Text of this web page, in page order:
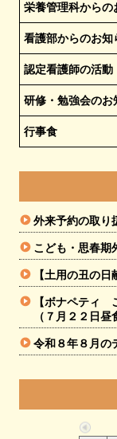
栄養管理科からの
看護部からのお知
認定看護師の活動
研修・勉強会のお
行事食
外来予約の取り
こども・思春期
【土用の丑の日
【ボナペティ
（７月２２日昼
令和８年８月の